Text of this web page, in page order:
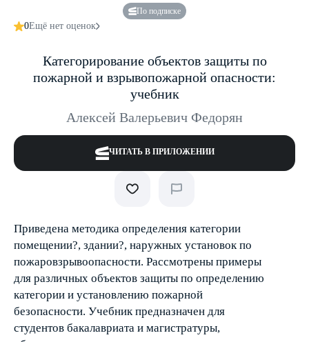
По подписке
0Ещё нет оценок
Категорирование объектов защиты по
пожарной и взрывопожарной опасности:
учебник
Алексей Валерьевич Федорян
ЧИТАТЬ В ПРИЛОЖЕНИИ
Приведена методика определения категории
помещении?, здании?, наружных установок по
пожаровзрывоопасности. Рассмотрены примеры
для различных объектов защиты по определению
категории и установлению пожарной
безопасности. Учебник предназначен для
студентов бакалавриата и магистратуры,